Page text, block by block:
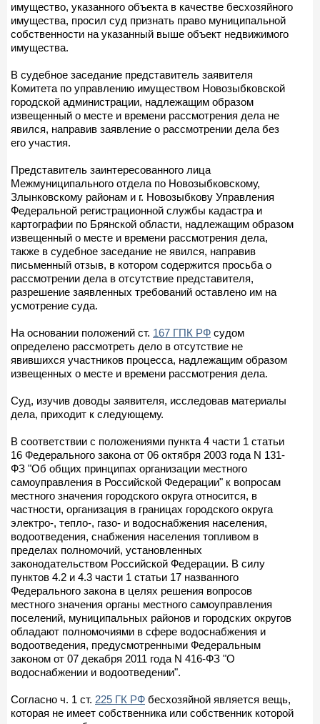
имущество, указанного объекта в качестве бесхозяйного
имущества, просил суд признать право муниципальной
собственности на указанный выше объект недвижимого
имущества.
В судебное заседание представитель заявителя
Комитета по управлению имуществом Новозыбковской
городской администрации, надлежащим образом
извещенный о месте и времени рассмотрения дела не
явился, направив заявление о рассмотрении дела без
его участия.
Представитель заинтересованного лица
Межмуниципального отдела по Новозыбковскому,
Злынковскому районам и г. Новозыбкову Управления
Федеральной регистрационной службы кадастра и
картографии по Брянской области, надлежащим образом
извещенный о месте и времени рассмотрения дела,
также в судебное заседание не явился, направив
письменный отзыв, в котором содержится просьба о
рассмотрении дела в отсутствие представителя,
разрешение заявленных требований оставлено им на
усмотрение суда.
На основании положений ст. 167 ГПК РФ судом
определено рассмотреть дело в отсутствие не
явившихся участников процесса, надлежащим образом
извещенных о месте и времени рассмотрения дела.
Суд, изучив доводы заявителя, исследовав материалы
дела, приходит к следующему.
В соответствии с положениями пункта 4 части 1 статьи
16 Федерального закона от 06 октября 2003 года N 131-
ФЗ "Об общих принципах организации местного
самоуправления в Российской Федерации" к вопросам
местного значения городского округа относится, в
частности, организация в границах городского округа
электро-, тепло-, газо- и водоснабжения населения,
водоотведения, снабжения населения топливом в
пределах полномочий, установленных
законодательством Российской Федерации. В силу
пунктов 4.2 и 4.3 части 1 статьи 17 названного
Федерального закона в целях решения вопросов
местного значения органы местного самоуправления
поселений, муниципальных районов и городских округов
обладают полномочиями в сфере водоснабжения и
водоотведения, предусмотренными Федеральным
законом от 07 декабря 2011 года N 416-ФЗ "О
водоснабжении и водоотведении".
Согласно ч. 1 ст. 225 ГК РФ бесхозяйной является вещь,
которая не имеет собственника или собственник которой